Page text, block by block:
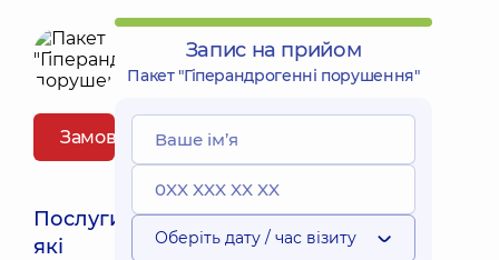
Замовити пакет
Послуги,
які
Запис на прийом
Пакет "Гіперандрогенні порушення"
Оберіть дату / час візиту